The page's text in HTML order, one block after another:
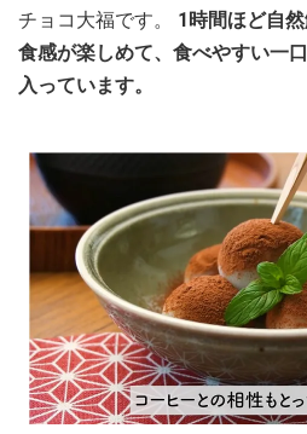
チョコ大福です。 1時間ほど自
食感が楽しめて、食べやすい一
入っています。